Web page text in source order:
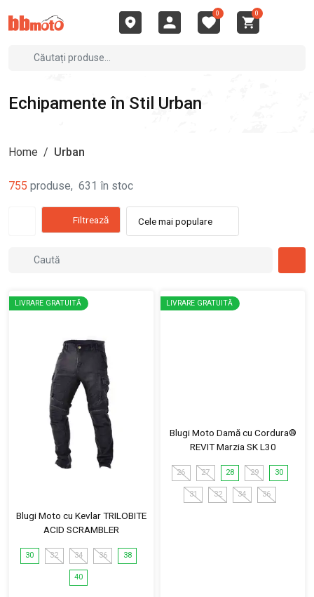
0 0
Echipamente în Stil Urban
Home / Urban
755 produse, 631 în stoc
Filtrează Cele mai populare
LIVRARE GRATUITĂ
Blugi Moto cu Kevlar TRILOBITE
ACID SCRAMBLER
30 32 34 36 38
40
LIVRARE GRATUITĂ
Blugi Moto Damă cu Cordura®
REVIT Marzia SK L30
26 27 28 29 30
31 32 34 36